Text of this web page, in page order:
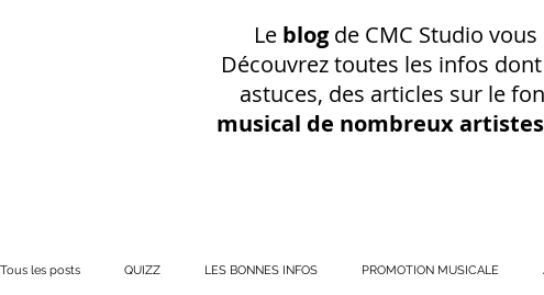
Le blog de CMC Studio
Découvrez toutes les infos
astuces, des articles sur le
musical de nombreux artistes
Tous les posts QUIZZ LES BONNES INFOS PROMOTION MUSICALE